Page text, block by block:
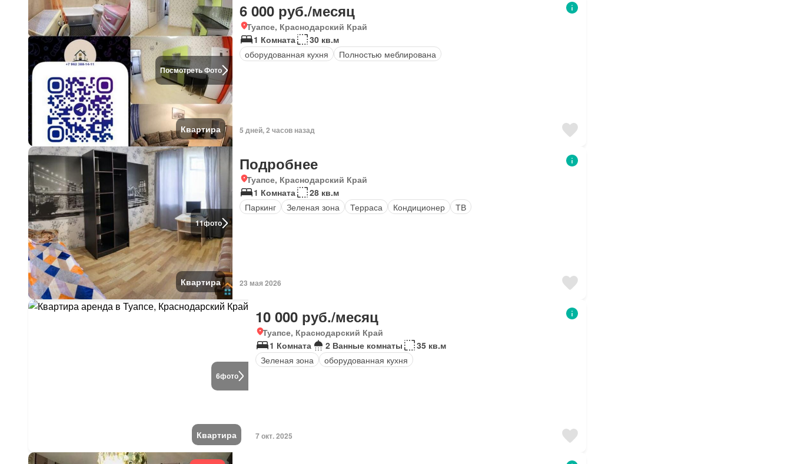
Посмотреть Фото
Квартира
6 000 руб./месяц
Туапсе, Краснодарский Край
1 Комната
30 кв.м
оборудованная кухня
Полностью меблирована
5 дней, 2 часов назад
11фото
Квартира
Подробнее
Туапсе, Краснодарский Край
1 Комната
28 кв.м
Паркинг
Зеленая зона Терраса Кондиционер ТВ
23 мая 2026
6фото
Квартира
10 000 руб./месяц
Туапсе, Краснодарский Край
1 Комната
2 Ванные комнаты
35 кв.м
Зеленая зона
оборудованная кухня
7 окт. 2025